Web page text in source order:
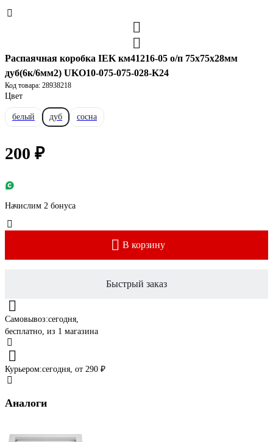
Распаячная коробка IEK км41216-05 о/п 75x75x28мм
дуб(6к/6мм2) UKO10-075-075-028-K24
Код товара: 28938218
Цвет
белый дуб сосна
200 ₽
Начислим 2 бонуса
В корзину
Быстрый заказ
Самовывоз:сегодня,
бесплатно, из 1 магазина
Курьером:сегодня, от 290 ₽
Аналоги